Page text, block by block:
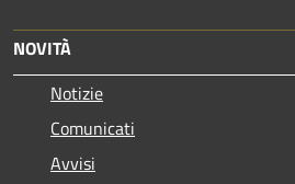
NOVITÀ
Notizie
Comunicati
Avvisi